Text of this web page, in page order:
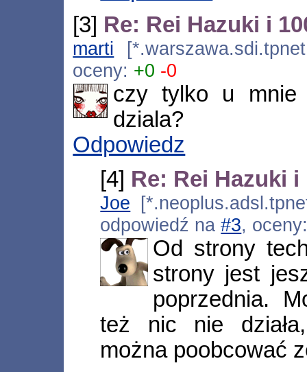
[3] Re: Rei Hazuki i
marti
oceny: +0 -0
czy tylko u
dziala?
Odpowiedz
[4] Re: Rei Hazuki i
Joe
odpowiedź na#3,
Od strony
strony jest
poprzednia.
też nic nie
można poobcować